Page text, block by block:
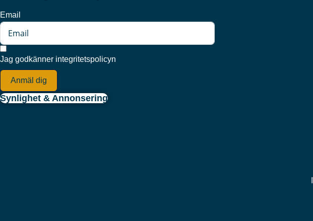
Email
Jag godkänner integritetspolicyn
Anmäl dig
Synlighet & Annonsering